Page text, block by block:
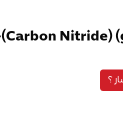
Nitride)
؟